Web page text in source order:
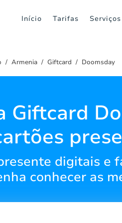
Início Tarifas Serviços
Armenia Giftcard Doomsday
Giftcard
digitais e
conhecer as